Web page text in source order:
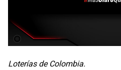
Loterías de Colombia.